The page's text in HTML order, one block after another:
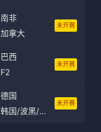
南非
加拿大
未开赛
巴西
F2
未开赛
德国
韩国/波黑/苏格兰/D3/F3
未开赛